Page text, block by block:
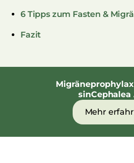
6 Tipps zum Fasten &
Fazit
sinCephalea
Mehr